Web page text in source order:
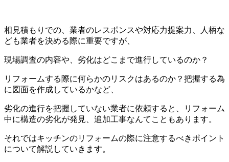
相見積もりでの、業者のレスポンスや対応力提案力、人柄な
ども業者を決める際に重要ですが、
現場調査の内容や、劣化はどこまで進行しているのか？
リフォームする際に何らかのリスクはあるのか？把握する為
に図面を作成しているかなど、
劣化の進行を把握していない業者に依頼すると、リフォーム
中に構造の劣化が発見、追加工事なんてこともあります。
それではキッチンのリフォームの際に注意するべきポイント
について解説していきます。